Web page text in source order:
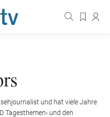
und hat viele Jahre
Tagesthemen‹ und den